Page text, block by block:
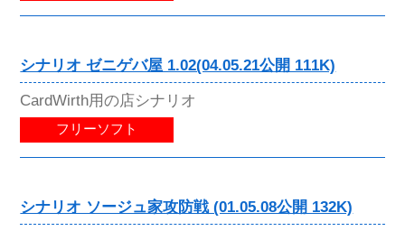
シナリオ ゼニゲバ屋 1.02(04.05.21公開 111K)
CardWirth用の店シナリオ
フリーソフト
シナリオ ソージュ家攻防戦 (01.05.08公開 132K)